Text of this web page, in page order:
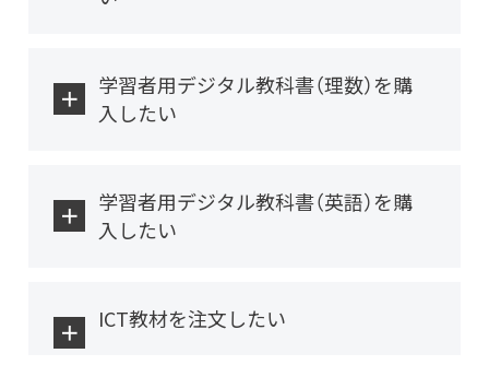
学習者用デジタル教科書（理数）を購
入したい
学習者用デジタル教科書（英語）を購
入したい
ICT教材を注文したい